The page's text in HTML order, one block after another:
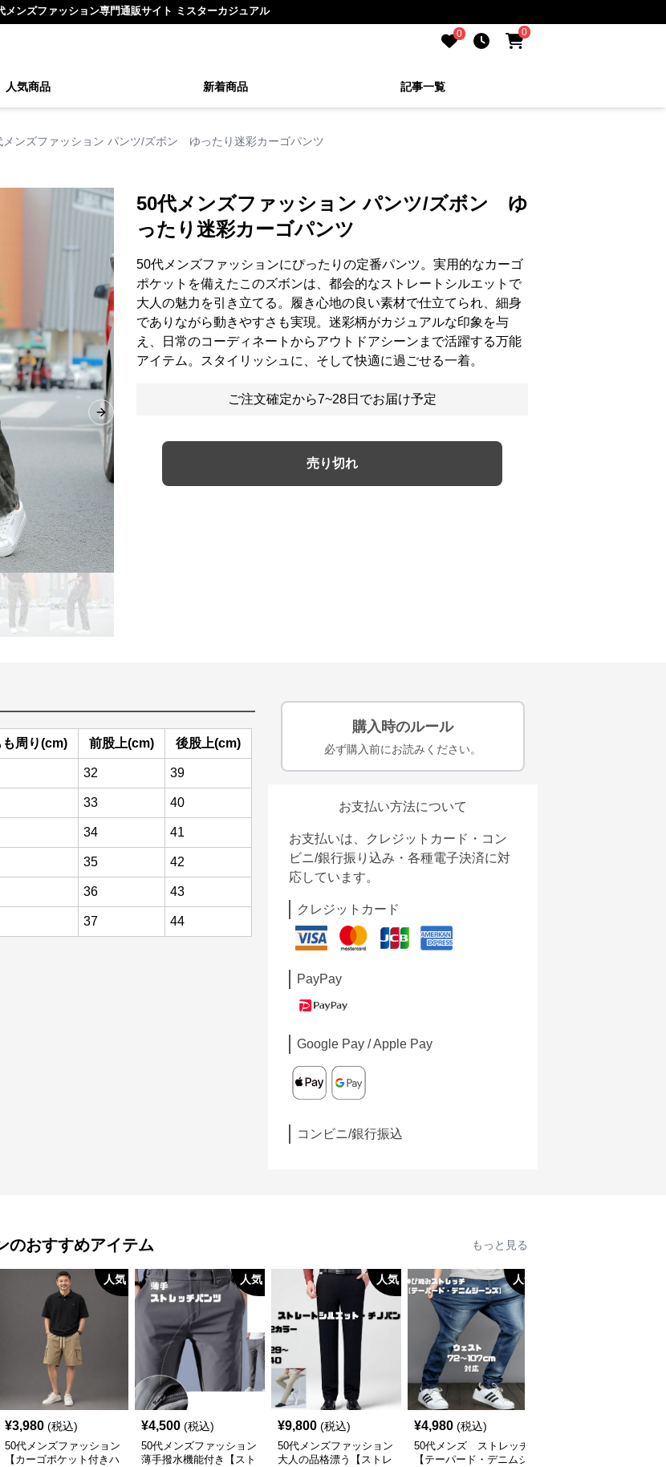
メンズファッション専門通販サイト ミスターカジュアル
0 0
人気商品 新着商品 記事一覧
メンズファッション パンツ/ズボン ゆったり迷彩カーゴパンツ
Next slide
50代メンズファッション パンツ/ズボン ゆ
ったり迷彩カーゴパンツ
50代メンズファッションにぴったりの定番パンツ。実用的なカーゴ
ポケットを備えたこのズボンは、都会的なストレートシルエットで
大人の魅力を引き立てる。履き心地の良い素材で仕立てられ、細身
でありながら動きやすさも実現。迷彩柄がカジュアルな印象を与
え、日常のコーディネートからアウトドアシーンまで活躍する万能
アイテム。スタイリッシュに、そして快適に過ごせる一着。
ご注文確定から7~28日でお届け予定
売り切れ
も周り(cm) 前股上(cm) 後股上(cm)
32 39
33 40
34 41
35 42
36 43
37 44
購入時のルール
必ず購入前にお読みください。
お支払い方法について
お支払いは、クレジットカード・コン
ビニ/銀行振り込み・各種電子決済に対
応しています。
クレジットカード
PayPay
Google Pay / Apple Pay
コンビニ/銀行振込
のおすすめアイテム もっと見る
人気
¥3,980 (税込)
50代メンズファッション
【カーゴポケット付きハ
人気
¥4,500 (税込)
50代メンズファッション
薄手撥水機能付き【スト
人気
¥9,800 (税込)
50代メンズファッション
大人の品格漂う【ストレ
人気
¥4,980 (税込)
50代メンズ ストレッチ
【テーパード・デニムジ